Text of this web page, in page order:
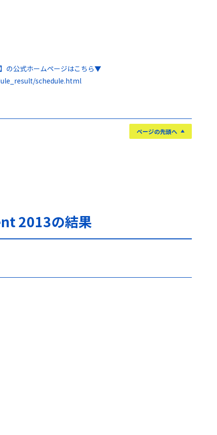
の公式ホームページはこちら▼
schedule.html
ページの先頭へ
2013の結果